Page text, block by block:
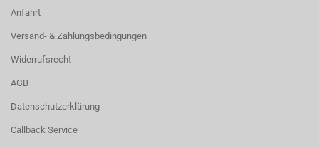
Anfahrt
Versand- & Zahlungsbedingungen
Widerrufsrecht
AGB
Datenschutzerklärung
Callback Service